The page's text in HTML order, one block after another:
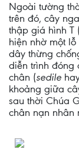
Ngoài tường
trên đó, cây
thập giá hình T
hiện nhờ một
dây thừng
diễn trình đóng
chân (sedile
khoảng giữa
sau thời Chúa
chân nạn nhân